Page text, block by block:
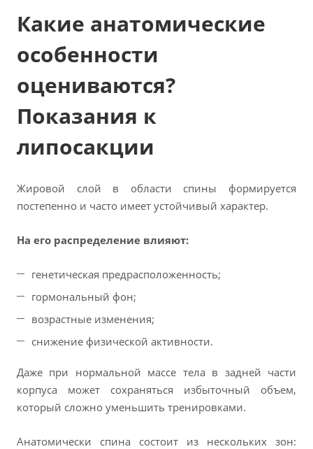
Какие анатомические
особенности
оцениваются?
Показания к
липосакции
Жировой слой в области спины формируется
постепенно и часто имеет устойчивый характер.
На его распределение влияют:
генетическая предрасположенность;
гормональный фон;
возрастные изменения;
снижение физической активности.
Даже при нормальной массе тела в задней части
корпуса может сохраняться избыточный объем,
который сложно уменьшить тренировками.
Анатомически спина состоит из нескольких зон: